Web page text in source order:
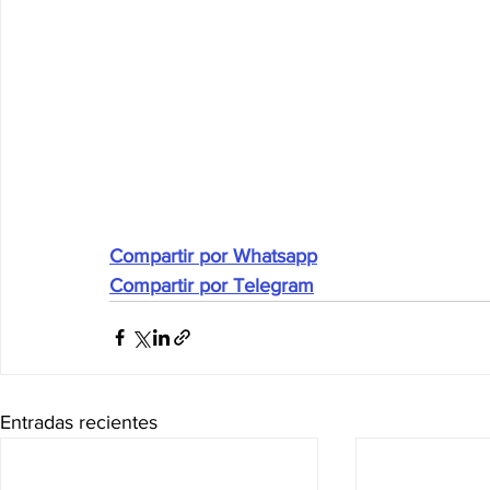
Compartir por Whatsapp
Compartir por Telegram
Entradas recientes